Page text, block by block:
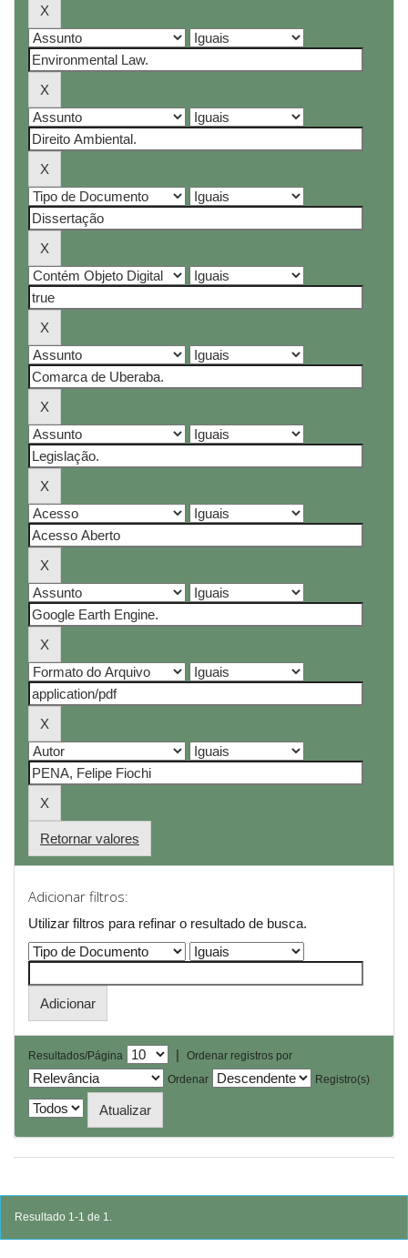
Retornar valores
Adicionar filtros:
Utilizar filtros para refinar o resultado de busca.
Resultados/Página |
Ordenar registros por
Ordenar
Registro(s)
Resultado 1-1 de 1.